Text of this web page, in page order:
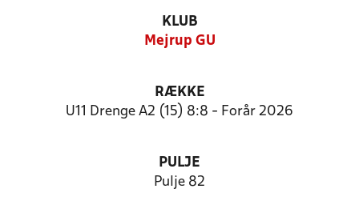
KLUB
Mejrup GU
RÆKKE
U11 Drenge A2 (15) 8:8 - Forår 2026
PULJE
Pulje 82